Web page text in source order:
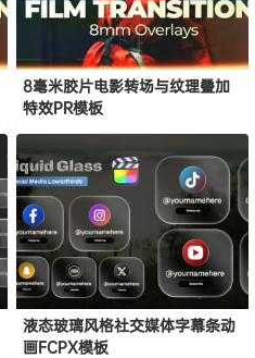
8毫米胶片电影转场与纹理叠加
特效PR模板
液态玻璃风格社交媒体字幕条动
画FCPX模板